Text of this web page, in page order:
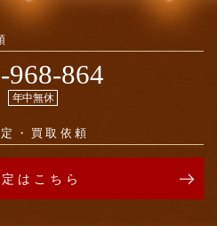
968-864
年中無休
・買取依頼
はこちら